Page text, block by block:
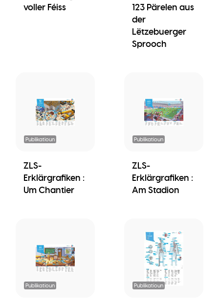
voller Féiss
123 Pärelen aus
der
Lëtzebuerger
Sprooch
Publikatioun
ZLS-
Erklärgrafiken :
Um Chantier
Publikatioun
ZLS-
Erklärgrafiken :
Am Stadion
Publikatioun Publikatioun